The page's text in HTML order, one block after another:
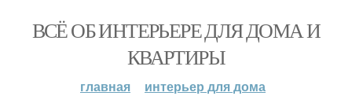
ВСЁ ОБ ИНТЕРЬЕРЕ ДЛЯ ДОМА И
КВАРТИРЫ
главная
интерьер для дома